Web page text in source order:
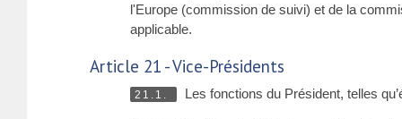
l'Europe (commission de suivi) et de la
applicable.
Article 21 - Vice-Présidents
21.1. Les fonctions du Président, telles